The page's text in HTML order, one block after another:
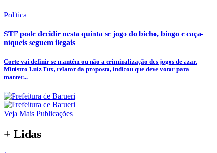
Política
STF pode decidir nesta quinta se jogo do bicho, bingo e caça-
níqueis seguem ilegais
Corte vai definir se mantém ou não a criminalização dos jogos de azar.
Ministro Luiz Fux, relator da proposta, indicou que deve votar para
manter...
Veja Mais Publicações
+ Lidas